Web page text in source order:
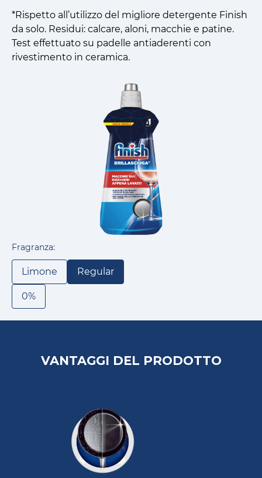
*Rispetto all’utilizzo del migliore detergente Finish
da solo. Residui: calcare, aloni, macchie e patine.
Test effettuato su padelle antiaderenti con
rivestimento in ceramica.
Fragranza:
Limone Regular
0%
VANTAGGI DEL PRODOTTO